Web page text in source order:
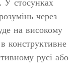
У стосунках
через
на високому
конструктивне
русі або